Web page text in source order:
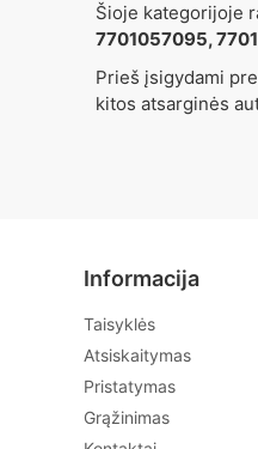
Šioje kategorijoje
7701057095,
Prieš įsigydami
kitos atsarginės
Informacija
Taisyklės
Atsiskaitymas
Pristatymas
Grąžinimas